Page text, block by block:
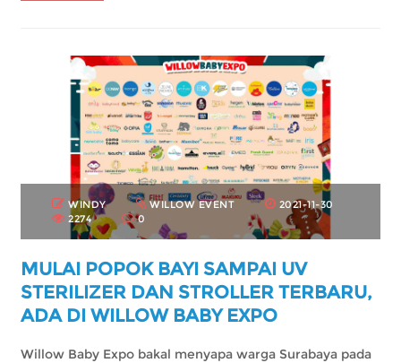
WINDY WILLOW EVENT
2021-11-30
2274
0
MULAI POPOK BAYI SAMPAI UV
STERILIZER DAN STROLLER TERBARU,
ADA DI WILLOW BABY EXPO
Willow Baby Expo bakal menyapa warga Surabaya pada